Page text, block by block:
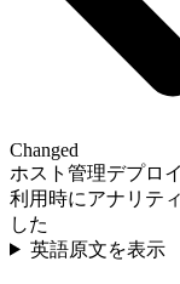
Changed
ホスト管理デプロ
利用時にアナリテ
した
英語原文を表示